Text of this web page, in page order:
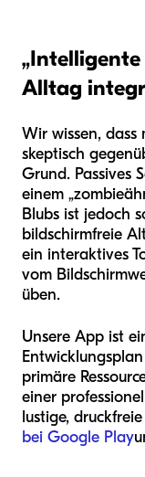
Alltag
Wir wissen, dass
skeptisch
Grund. Passives
einem
Blubs ist jedoch
bildschirmfreie
ein interaktives
vom Bildschirm
üben.
Unsere App ist
primäre
einer
lustige,
bei Google Play